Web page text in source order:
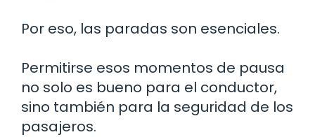
Por eso, las paradas son esenciales.
Permitirse esos momentos de pausa
no solo es bueno para el conductor,
sino también para la seguridad de los
pasajeros.